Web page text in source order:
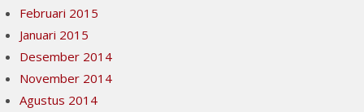
Februari 2015
Januari 2015
Desember 2014
November 2014
Agustus 2014